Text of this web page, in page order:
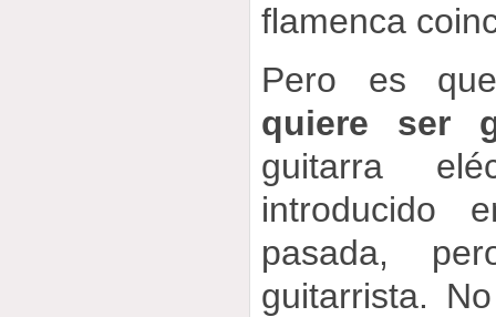
flamenca
Pero es
quiere ser
guitarra
introducido
pasada,
guitarrista.